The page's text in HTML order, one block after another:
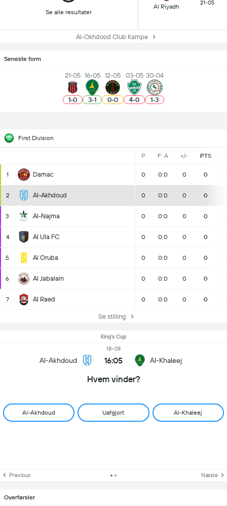
Se alle resultater
Al Riyadh
21-05
Al-Okhdood Club Kampe
Seneste form
21-05
1-0
16-05
3-1
12-05
0-0
03-05
4-0
30-04
1-3
First Division
P F: A +/- PTS
1 Damac 0 0:0 0 0
2 Al-Akhdoud 0 0:0 0 0
3 Al-Najma 0 0:0 0 0
4 Al Ula FC 0 0:0 0 0
5 Al Oruba 0 0:0 0 0
6 Al Jabalain 0 0:0 0 0
7 Al Raed 0 0:0 0 0
Se stilling
King's Cup
Al-Akhdoud
18-08
16:05 Al-Khaleej
Hvem vinder?
Al-Akhdoud Uafgjort Al-Khaleej
Previous Næste
Overførsler